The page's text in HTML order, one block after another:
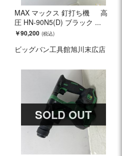
MAX マックス 釘打ち機 高
圧 HN-90N5(D) ブラック ...
￥90,200
ビッグバン工具館旭川末広店
SOLD OUT